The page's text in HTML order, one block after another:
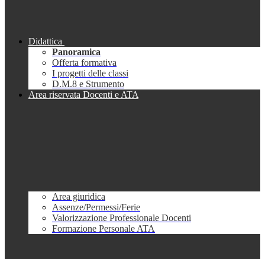
Didattica
Panoramica
Offerta formativa
I progetti delle classi
D.M.8 e Strumento
Area riservata Docenti e ATA
Area giuridica
Assenze/Permessi/Ferie
Valorizzazione Professionale Docenti
Formazione Personale ATA